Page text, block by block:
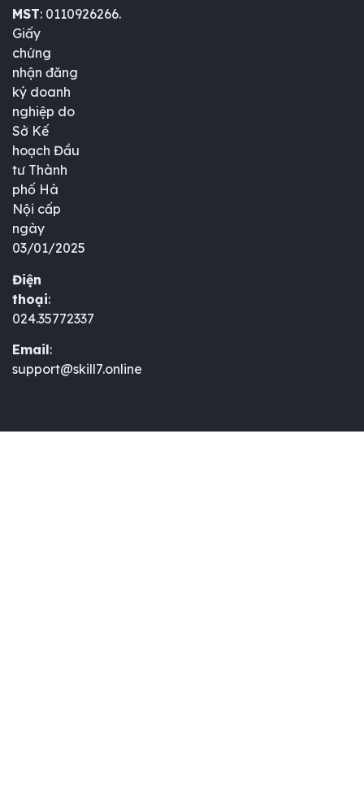
MST: 0110926266.
Giấy
chứng
nhận đăng
ký doanh
nghiệp do
Sở Kế
hoạch Đầu
tư Thành
phố Hà
Nội cấp
ngày
03/01/2025
Điện
thoại:
024.35772337
Email:
support@skill7.online